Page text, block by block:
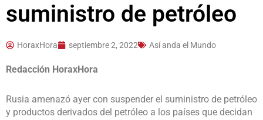
suministro de petróleo
HoraxHora septiembre 2, 2022 Así anda el Mundo
Redacción HoraxHora
Rusia amenazó ayer con suspender el suministro de petróleo
y productos derivados del petróleo a los países que decidan